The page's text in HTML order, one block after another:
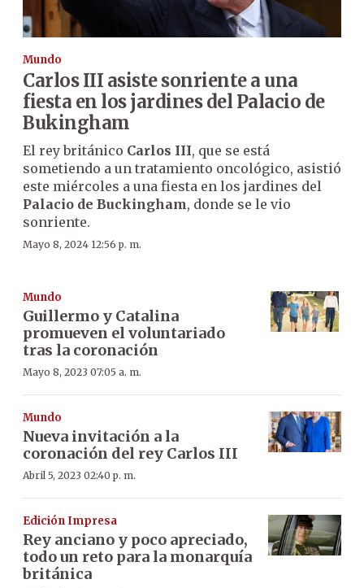
Mundo
Carlos III asiste sonriente a una
fiesta en los jardines del Palacio de
Bukingham
El rey británico Carlos III, que se está
sometiendo a un tratamiento oncológico, asistió
este miércoles a una fiesta en los jardines del
Palacio de Buckingham, donde se le vio
sonriente.
Mayo 8, 2024 12:56 p. m.
Mundo
Guillermo y Catalina
promueven el voluntariado
tras la coronación
Mayo 8, 2023 07:05 a. m.
Mundo
Nueva invitación a la
coronación del rey Carlos III
Abril 5, 2023 02:40 p. m.
Edición Impresa
Rey anciano y poco apreciado,
todo un reto para la monarquía
británica